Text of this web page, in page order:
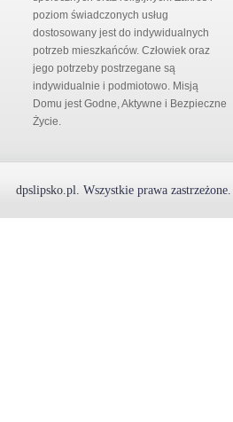
poziom świadczonych usług
dostosowany jest do indywidualnych
potrzeb mieszkańców. Człowiek oraz
jego potrzeby postrzegane są
indywidualnie i podmiotowo. Misją
Domu jest Godne, Aktywne i Bezpieczne
Życie.
dpslipsko.pl. Wszystkie prawa zastrzeżone.